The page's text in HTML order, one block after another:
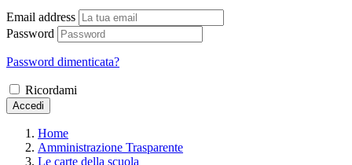
Email address
Password
Password dimenticata?
Ricordami
Accedi
Home
Amministrazione Trasparente
Le carte della scuola